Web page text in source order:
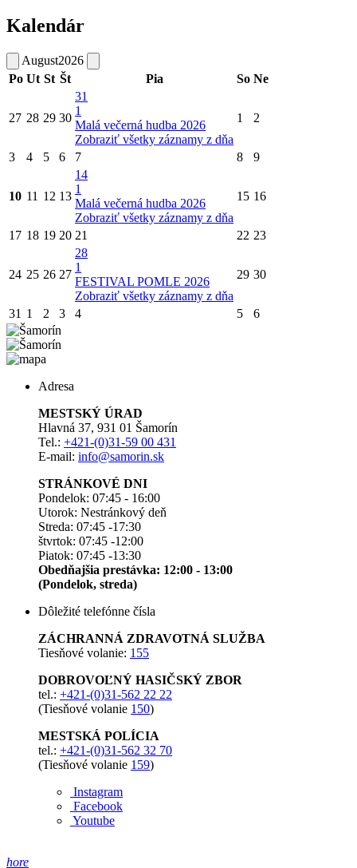
Kalendár
August2026
Po Ut St Št Pia So Ne
27 28 29 30
31
1
Malá večerná hudba 2026
Zobraziť všetky záznamy z dňa
1 2
3 4 5 6 7 8 9
10 11 12 13
14
1
Malá večerná hudba 2026
Zobraziť všetky záznamy z dňa
15 16
17 18 19 20 21 22 23
24 25 26 27
28
1
FESTIVAL POMLE 2026
Zobraziť všetky záznamy z dňa
29 30
31 1 2 3 4 5 6
Adresa
MESTSKÝ ÚRAD
Hlavná 37, 931 01 Šamorín
Tel.: +421-(0)31-59 00 431
E-mail: info@samorin.sk
STRÁNKOVÉ DNI
Pondelok: 07:45 - 16:00
Utorok: Nestránkový deň
Streda: 07:45 -17:30
štvrtok: 07:45 -12:00
Piatok: 07:45 -13:30
Obedňajšia prestávka: 12:00 - 13:00
(Pondelok, streda)
Dôležité telefónne čísla
ZÁCHRANNÁ ZDRAVOTNÁ SLUŽBA
Tiesňové volanie: 155
DOBROVOĽNÝ HASIČSKÝ ZBOR
tel.: +421-(0)31-562 22 22
(Tiesňové volanie 150)
MESTSKÁ POLÍCIA
tel.: +421-(0)31-562 32 70
(Tiesňové volanie 159)
Instagram
Facebook
Youtube
hore